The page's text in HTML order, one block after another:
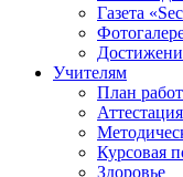
Газета
Учителям
План
Аттестация
Курсовая
Здоровье